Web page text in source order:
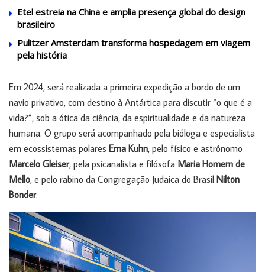
Etel estreia na China e amplia presença global do design
brasileiro
Pulitzer Amsterdam transforma hospedagem em viagem
pela história
Em 2024, será realizada a primeira expedição a bordo de um
navio privativo, com destino à Antártica para discutir “o que é a
vida?”, sob a ótica da ciência, da espiritualidade e da natureza
humana. O grupo será acompanhado pela bióloga e especialista
em ecossistemas polares Ema Kuhn, pelo físico e astrônomo
Marcelo Gleiser, pela psicanalista e filósofa Maria Homem de
Mello, e pelo rabino da Congregação Judaica do Brasil Nilton
Bonder.